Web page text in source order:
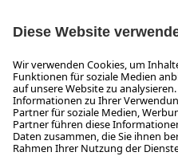
Infos zum Urlaub
Veranstaltungen
Aktuelle